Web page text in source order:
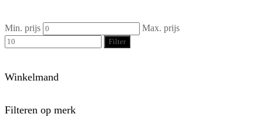
Min. prijs Max. prijs
Filter
Winkelmand
Filteren op merk